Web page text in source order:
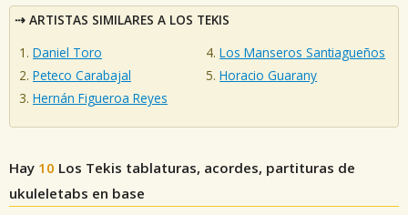
ARTISTAS SIMILARES A LOS TEKIS
Daniel Toro
Peteco Carabajal
Hernán Figueroa Reyes
Los Manseros Santiagueños
Horacio Guarany
Hay 10 Los Tekis tablaturas, acordes, partituras de
ukuleletabs en base